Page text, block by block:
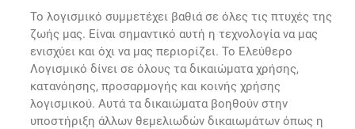
Το λογισμικό συμμετέχει βαθιά σε όλες τις πτυχές της
ζωής μας. Είναι σημαντικό αυτή η τεχνολογία να μας
ενισχύει και όχι να μας περιορίζει. Το Ελεύθερο
Λογισμικό δίνει σε όλους τα δικαιώματα χρήσης,
κατανόησης, προσαρμογής και κοινής χρήσης
λογισμικού. Αυτά τα δικαιώματα βοηθούν στην
υποστήριξη άλλων θεμελιωδών δικαιωμάτων όπως η